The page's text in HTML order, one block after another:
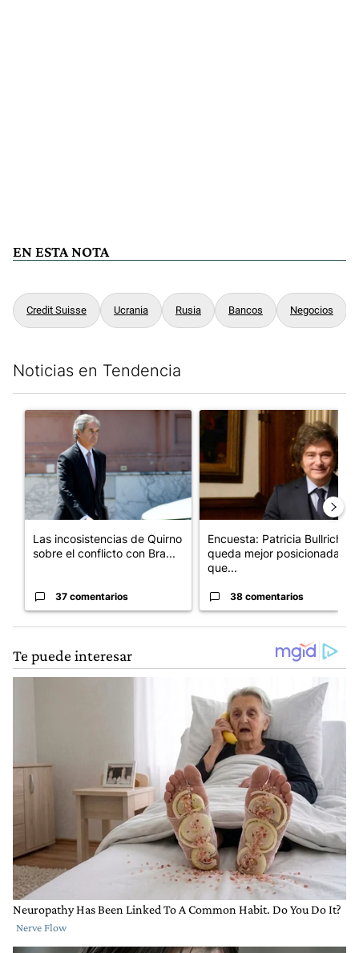
EN ESTA NOTA
Credit Suisse Ucrania Rusia Bancos Negocios
Noticias en Tendencia
Un artículo de tendencia con el título "Las incosistencias de
Las incosistencias de Quirno
sobre el conflicto con Bra...
37 comentarios
Un artículo de tendencia con
Encuesta: Patricia Bullrich
queda mejor posicionada
que...
38 comentarios